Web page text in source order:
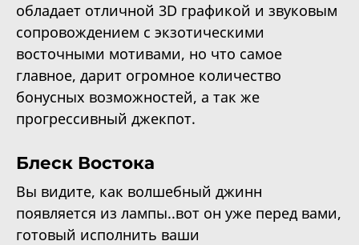
обладает отличной 3D графикой и звуковым
сопровождением c экзотическими
восточными мотивами, но что самое
главное, дарит огромное количество
бонусных возможностей, а так же
прогрессивный джекпот.
Блеск Востока
Вы видите, как волшебный джинн
появляется из лампы..вот он уже перед вами,
готовый исполнить ваши